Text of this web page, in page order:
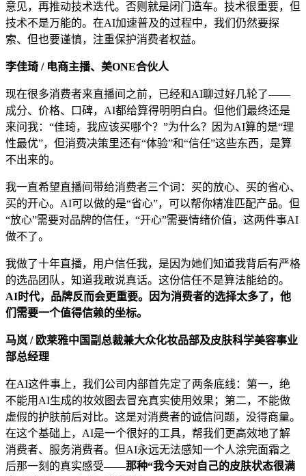
意见，再推动技术迭代。否则就是闭门造车。技术很重要，但
技术不是万能的。在AI加速普及的过程中，我们仍然要探
索、但也要谨慎，注重保护消费者权益。
李佳琦 / 电商主播、美ONE合伙人
现在很多消费者来直播间之前，已经和AI聊过好几轮了——
成分、价格、口碑，AI都给算得明明白白。但他们最终还是
来问我：“佳琦，我应该买哪个？”为什么？因为AI算的是“理
性最优”，但消费决策里还有“体验”和“信任”这些东西，是算
不出来的。
我一直希望直播间带给消费者三个词：买的放心、买的省心、
买的开心。AI可以做的是“省心”，可以帮你精准匹配产品。但
“放心”需要对品牌的信任，“开心”需要情绪价值，这两件事AI
做不了。
我做了十年直播，用户信任我，是因为她们知道我背后有严格
的选品团队，知道我敢说真话。这份信任不是算法能给的。
AI时代，品牌反而会更重要。因为消费者的选择太多了，他
们需要一个值得信赖的坐标。
马岚 / 欧莱雅中国副总裁兼大众化妆品部及皮肤科学美容事业
部总经理
在AI这件事上，我们公司内部首先定了两条底线：第一，绝
不能用AI生成的妆效图去冒充真实使用效果；第二，不能做
虚假的护肤前后对比。这是对消费者的诚信问题，没得商量。
在这个基础上，AI是一个很好的工具，帮我们更高效地了解
消费者、服务消费者。但AI永远无法感知一个人涂完面霜之
后那一刻的真实感受——那种“我今天对自己的皮肤状态很满